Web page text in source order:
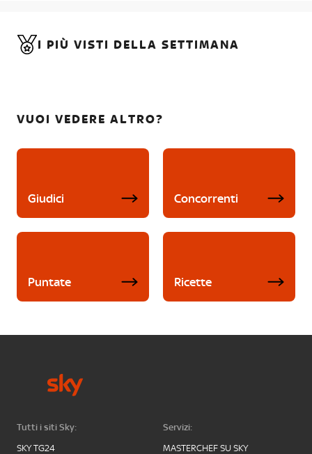
I PIÙ VISTI DELLA SETTIMANA
VUOI VEDERE ALTRO?
Giudici Concorrenti
Puntate Ricette
Tutti i siti Sky:
SKY TG24
Servizi:
MASTERCHEF SU SKY